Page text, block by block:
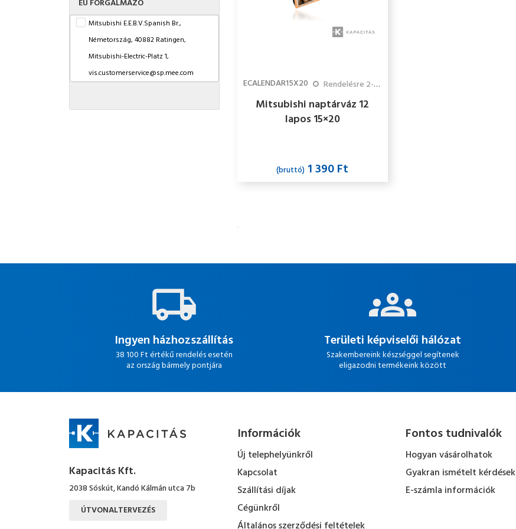
EU FORGALMAZÓ
Mitsubishi E.E.B.V.Spanish Br.,
Németország, 40882 Ratingen,
Mitsubishi-Electric-Platz 1,
vis.customerservice@sp.mee.com
ECALENDAR15X20 Rendelésre 2-3 hét
Mitsubishi naptárváz 12
lapos 15×20
(bruttó) 1 390 Ft
Ingyen házhozszállítás
38 100 Ft értékű rendelés esetén
az ország bármely pontjára
Területi képviselői hálózat
Szakembereink készséggel segítenek
eligazodni termékeink között
Kapacitás Kft.
2038 Sóskút, Kandó Kálmán utca 7b
ÚTVONALTERVEZÉS
Információk
Új telephelyünkről
Kapcsolat
Szállítási díjak
Cégünkről
Fontos tudnivalók
Hogyan vásárolhatok
Gyakran ismételt kérdések
E-számla információk